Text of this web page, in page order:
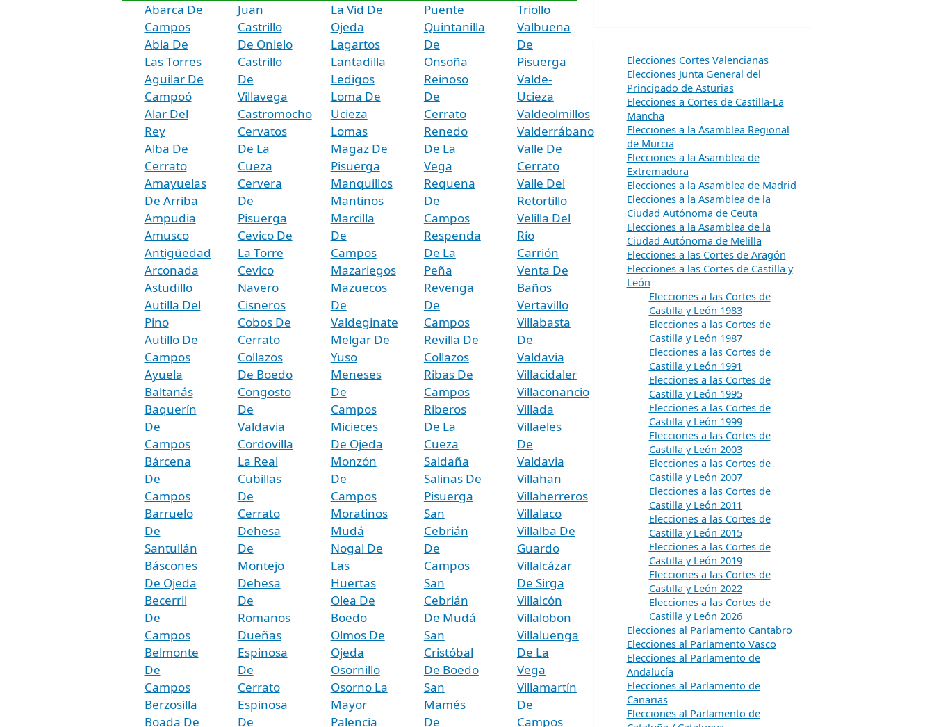
Abarca De
Campos
Abia De
Las Torres
Aguilar De
Campoó
Alar Del
Rey
Alba De
Cerrato
Amayuelas
De Arriba
Ampudia
Amusco
Antigüedad
Arconada
Astudillo
Autilla Del
Pino
Autillo De
Campos
Ayuela
Baltanás
Baquerín
De
Campos
Bárcena
De
Campos
Barruelo
De
Santullán
Báscones
De Ojeda
Becerril
De
Campos
Belmonte
De
Campos
Berzosilla
Boada De
Juan
Castrillo
De Onielo
Castrillo
De
Villavega
Castromocho
Cervatos
De La
Cueza
Cervera
De
Pisuerga
Cevico De
La Torre
Cevico
Navero
Cisneros
Cobos De
Cerrato
Collazos
De Boedo
Congosto
De
Valdavia
Cordovilla
La Real
Cubillas
De
Cerrato
Dehesa
De
Montejo
Dehesa
De
Romanos
Dueñas
Espinosa
De
Cerrato
Espinosa
De
La Vid De
Ojeda
Lagartos
Lantadilla
Ledigos
Loma De
Ucieza
Lomas
Magaz De
Pisuerga
Manquillos
Mantinos
Marcilla
De
Campos
Mazariegos
Mazuecos
De
Valdeginate
Melgar De
Yuso
Meneses
De
Campos
Micieces
De Ojeda
Monzón
De
Campos
Moratinos
Mudá
Nogal De
Las
Huertas
Olea De
Boedo
Olmos De
Ojeda
Osornillo
Osorno La
Mayor
Palencia
Puente
Quintanilla
De
Onsoña
Reinoso
De
Cerrato
Renedo
De La
Vega
Requena
De
Campos
Respenda
De La
Peña
Revenga
De
Campos
Revilla De
Collazos
Ribas De
Campos
Riberos
De La
Cueza
Saldaña
Salinas De
Pisuerga
San
Cebrián
De
Campos
San
Cebrián
De Mudá
San
Cristóbal
De Boedo
San
Mamés
De
Triollo
Valbuena
De
Pisuerga
Valde-
Ucieza
Valdeolmillos
Valderrábano
Valle De
Cerrato
Valle Del
Retortillo
Velilla Del
Río
Carrión
Venta De
Baños
Vertavillo
Villabasta
De
Valdavia
Villacidaler
Villaconancio
Villada
Villaeles
De
Valdavia
Villahan
Villaherreros
Villalaco
Villalba De
Guardo
Villalcázar
De Sirga
Villalcón
Villalobon
Villaluenga
De La
Vega
Villamartín
De
Campos
Elecciones Cortes Valencianas
Elecciones Junta General del
Principado de Asturias
Elecciones a Cortes de Castilla-La
Mancha
Elecciones a la Asamblea Regional
de Murcia
Elecciones a la Asamblea de
Extremadura
Elecciones a la Asamblea de Madrid
Elecciones a la Asamblea de la
Ciudad Autónoma de Ceuta
Elecciones a la Asamblea de la
Ciudad Autónoma de Melilla
Elecciones a las Cortes de Aragón
Elecciones a las Cortes de Castilla y
León
Elecciones a las Cortes de
Castilla y León 1983
Elecciones a las Cortes de
Castilla y León 1987
Elecciones a las Cortes de
Castilla y León 1991
Elecciones a las Cortes de
Castilla y León 1995
Elecciones a las Cortes de
Castilla y León 1999
Elecciones a las Cortes de
Castilla y León 2003
Elecciones a las Cortes de
Castilla y León 2007
Elecciones a las Cortes de
Castilla y León 2011
Elecciones a las Cortes de
Castilla y León 2015
Elecciones a las Cortes de
Castilla y León 2019
Elecciones a las Cortes de
Castilla y León 2022
Elecciones a las Cortes de
Castilla y León 2026
Elecciones al Parlamento Cantabro
Elecciones al Parlamento Vasco
Elecciones al Parlamento de
Andalucía
Elecciones al Parlamento de
Canarias
Elecciones al Parlamento de